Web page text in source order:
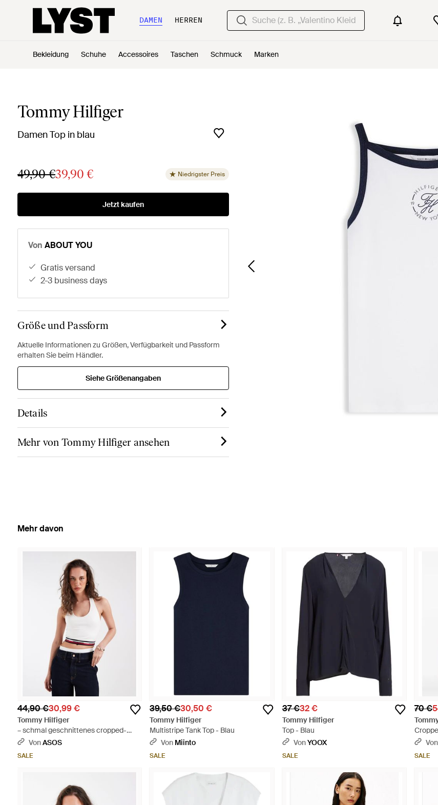
DAMEN HERREN
Bekleidung Schuhe Accessoires Taschen Schmuck Marken
Tommy Hilfiger
Damen Top in blau
49,90 €39,90 € Niedrigster Preis
Jetzt kaufen
Von ABOUT YOU
gratis versand
2-3 business days
Größe und Passform
Aktuelle Informationen zu Größen, Verfügbarkeit und Passform
erhalten Sie beim Händler.
Siehe Größenangaben
Details
Mehr von Tommy Hilfiger ansehen
Mehr davon
44,90 €30,99 €
Tommy Hilfiger
– schmal geschnittenes cropped-
neckholder-top - Weiß
VonASOS
SALE
39,50 €30,50 €
Tommy Hilfiger
Multistripe Tank Top - Blau
Von Miinto
SALE
37 €32 €
Tommy Hilfiger
Top - Blau
VonYOOX
SALE
70 €
Von
SALE